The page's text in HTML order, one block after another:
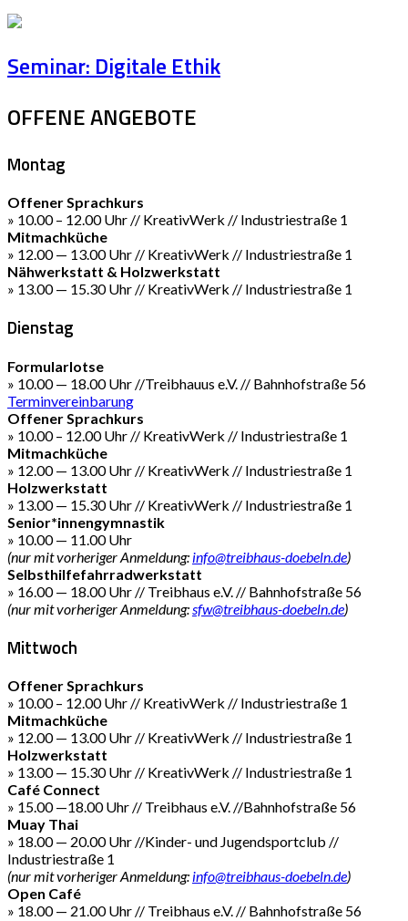
Seminar: Digitale Ethik
OFFENE ANGEBOTE
Montag
Offener Sprachkurs
» 10.00 – 12.00 Uhr // KreativWerk // Industriestraße 1
Mitmachküche
» 12.00 — 13.00 Uhr // KreativWerk // Industriestraße 1
Nähwerkstatt & Holzwerkstatt
» 13.00 — 15.30 Uhr // KreativWerk // Industriestraße 1
Dienstag
Formularlotse
» 10.00 — 18.00 Uhr //Treibhauus e.V. // Bahnhofstraße 56
Terminvereinbarung
Offener Sprachkurs
» 10.00 – 12.00 Uhr // KreativWerk // Industriestraße 1
Mitmachküche
» 12.00 — 13.00 Uhr // KreativWerk // Industriestraße 1
Holzwerkstatt
» 13.00 — 15.30 Uhr // KreativWerk // Industriestraße 1
Senior*innengymnastik
» 10.00 — 11.00 Uhr
(nur mit vorheriger Anmeldung: info@treibhaus-doebeln.de)
Selbsthilfefahrradwerkstatt
» 16.00 — 18.00 Uhr // Treibhaus e.V. // Bahnhofstraße 56
(nur mit vorheriger Anmeldung:sfw@treibhaus-doebeln.de)
Mittwoch
Offener Sprachkurs
» 10.00 – 12.00 Uhr // KreativWerk // Industriestraße 1
Mitmachküche
» 12.00 — 13.00 Uhr // KreativWerk // Industriestraße 1
Holzwerkstatt
» 13.00 — 15.30 Uhr // KreativWerk // Industriestraße 1
Café Connect
» 15.00 —18.00 Uhr // Treibhaus e.V. //Bahnhofstraße 56
Muay Thai
» 18.00 — 20.00 Uhr //Kinder- und Jugendsportclub //
Industriestraße 1
(nur mit vorheriger Anmeldung: info@treibhaus-doebeln.de)
Open Café
» 18.00 — 21.00 Uhr // Treibhaus e.V. // Bahnhofstraße 56